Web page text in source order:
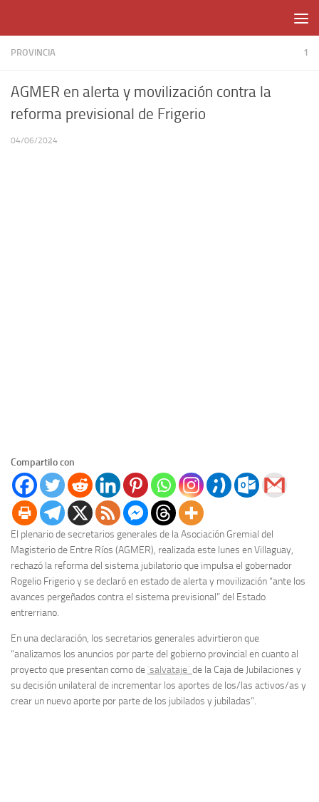
PROVINCIA 1
AGMER en alerta y movilización contra la
reforma previsional de Frigerio
04/06/2024
Compartilo con
El plenario de secretarios generales de la Asociación Gremial del
Magisterio de Entre Ríos (AGMER), realizada este lunes en Villaguay,
rechazó la reforma del sistema jubilatorio que impulsa el gobernador
Rogelio Frigerio y se declaró en estado de alerta y movilización “ante los
avances pergeñados contra el sistema previsional” del Estado
entrerriano.
En una declaración, los secretarios generales advirtieron que
“analizamos los anuncios por parte del gobierno provincial en cuanto al
proyecto que presentan como de`salvataje´de la Caja de Jubilaciones y
su decisión unilateral de incrementar los aportes de los/las activos/as y
crear un nuevo aporte por parte de los jubilados y jubiladas”.